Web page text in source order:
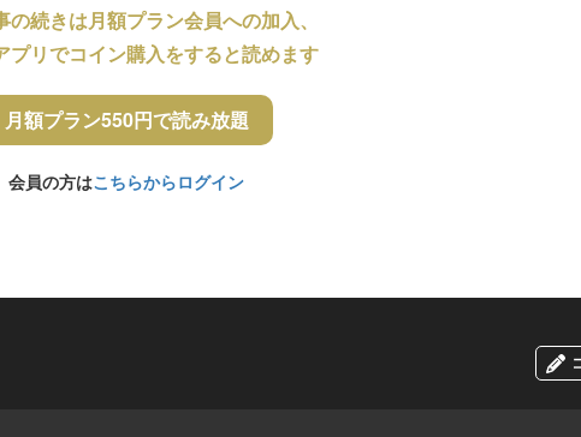
の続きは月額プラン会員への加入、
プリでコイン購入をすると読めます
月額プラン550円で読み放題
会員の方はこちらからログイン